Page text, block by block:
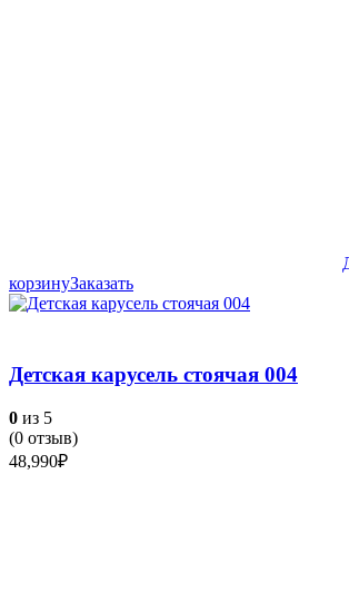
корзинуЗаказать
Детская карусель стоячая 004
0 из 5
(0 отзыв)
48,990₽